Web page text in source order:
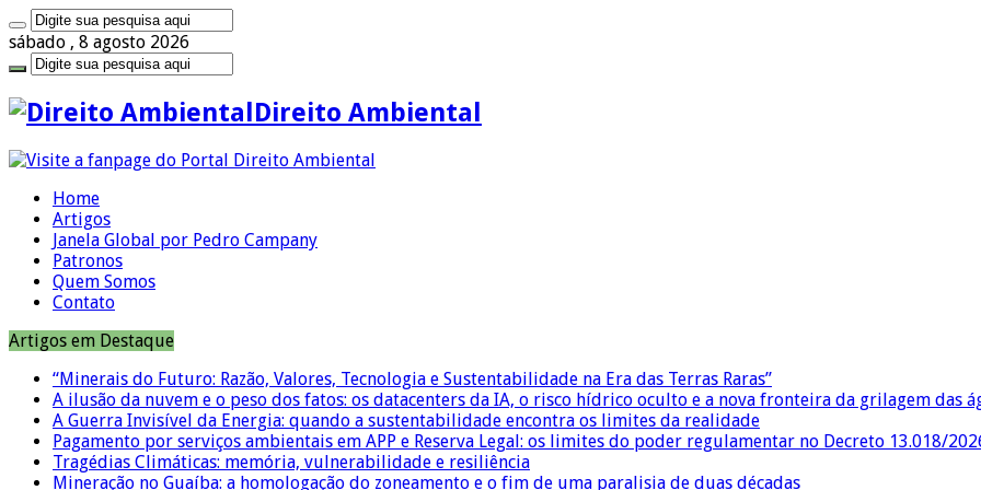
sábado , 8 agosto 2026
Direito Ambiental
Home
Artigos
Janela Global por Pedro Campany
Patronos
Quem Somos
Contato
Artigos em Destaque
“Minerais do Futuro: Razão, Valores, Tecnologia e Sustentabilidade na Era das Terras Raras”
A ilusão da nuvem e o peso dos fatos: os datacenters da IA, o risco hídrico oculto e a nova fronteira da grilagem das
A Guerra Invisível da Energia: quando a sustentabilidade encontra os limites da realidade
Pagamento por serviços ambientais em APP e Reserva Legal: os limites do poder regulamentar no Decreto 13.018/
Tragédias Climáticas: memória, vulnerabilidade e resiliência
Mineração no Guaíba: a homologação do zoneamento e o fim de uma paralisia de duas décadas